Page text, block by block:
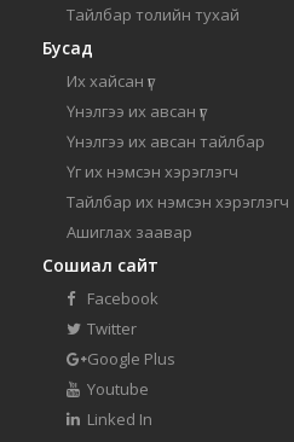
Тайлбар толийн тухай
Бусад
Их хайсан үг
Үнэлгээ их авсан үг
Үнэлгээ их авсан тайлбар
Үг их нэмсэн хэрэглэгч
Тайлбар их нэмсэн хэрэглэгч
Ашиглах заавар
Сошиал сайт
Facebook
Twitter
Google Plus
Youtube
Linked In